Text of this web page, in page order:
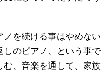
を続ける事はやめない
しのピアノ、という事で
む、音楽を通して、家族